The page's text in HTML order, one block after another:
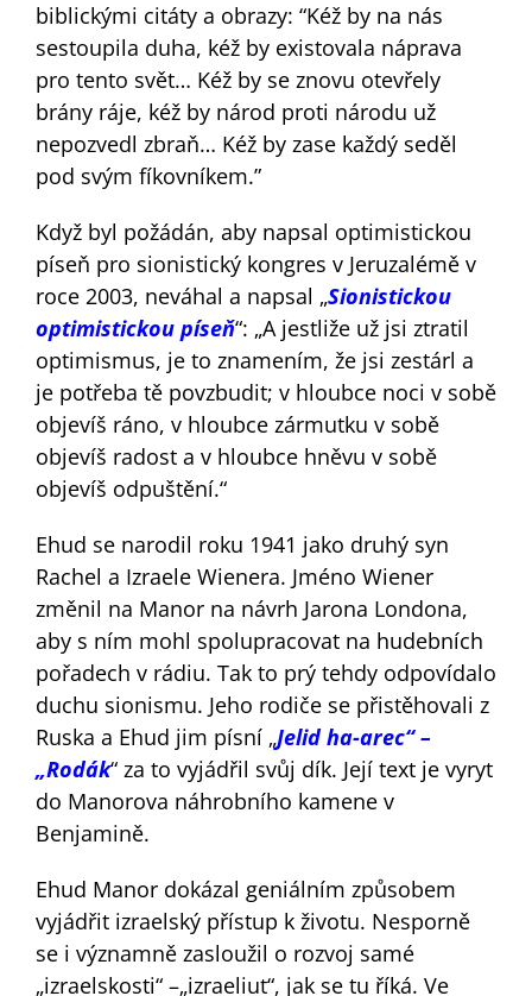
biblickými citáty a obrazy: “Kéž by na nás
sestoupila duha, kéž by existovala náprava
pro tento svět… Kéž by se znovu otevřely
brány ráje, kéž by národ proti národu už
nepozvedl zbraň… Kéž by zase každý seděl
pod svým fíkovníkem.”
Když byl požádán, aby napsal optimistickou
píseň pro sionistický kongres v Jeruzalémě v
roce 2003, neváhal a napsal „Sionistickou
optimistickou píseň“: „A jestliže už jsi ztratil
optimismus, je to znamením, že jsi zestárl a
je potřeba tě povzbudit; v hloubce noci v sobě
objevíš ráno, v hloubce zármutku v sobě
objevíš radost a v hloubce hněvu v sobě
objevíš odpuštění.“
Ehud se narodil roku 1941 jako druhý syn
Rachel a Izraele Wienera. Jméno Wiener
změnil na Manor na návrh Jarona Londona,
aby s ním mohl spolupracovat na hudebních
pořadech v rádiu. Tak to prý tehdy odpovídalo
duchu sionismu. Jeho rodiče se přistěhovali z
Ruska a Ehud jim písní „Jelid ha-arec“ –
„Rodák“ za to vyjádřil svůj dík. Její text je vyryt
do Manorova náhrobního kamene v
Benjamině.
Ehud Manor dokázal geniálním způsobem
vyjádřit izraelský přístup k životu. Nesporně
se i významně zasloužil o rozvoj samé
„izraelskosti“ –„izraeliut“, jak se tu říká. Ve